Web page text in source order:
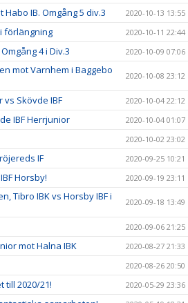
IB. Omgång 5 div.3 2020-10-13 13:55
i förlängning 2020-10-11 22:44
4 i Div.3 2020-10-09 07:06
mot Varnhem i Baggebo
2020-10-08 23:12
Skövde IBF 2020-10-04 22:12
IBF Herrjunior 2020-10-04 01:07
2020-10-02 23:02
IF 2020-09-25 10:21
Horsby! 2020-09-19 23:11
Tibro IBK vs Horsby IBF i
2020-09-18 13:49
2020-09-06 21:25
mot Halna IBK 2020-08-27 21:33
2020-08-26 20:50
till 2020/21! 2020-05-29 23:36